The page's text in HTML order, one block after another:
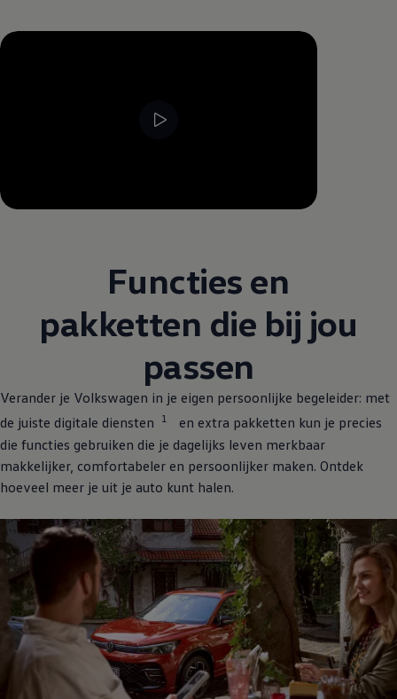
Resterende tijd, --:--
Functies en
pakketten die bij jou
passen
Verander je Volkswagen in je eigen persoonlijke begeleider: met
de juiste digitale diensten
1
en extra pakketten kun je precies
die functies gebruiken die je dagelijks leven merkbaar
makkelijker, comfortabeler en persoonlijker maken. Ontdek
hoeveel meer je uit je auto kunt halen.